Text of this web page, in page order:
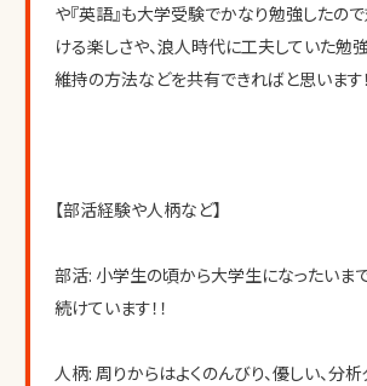
や『英語』も大学受験でかなり勉強したの
ける楽しさや、浪人時代に工夫していた勉
維持の方法などを共有できればと思います！
【部活経験や人柄など】
部活: 小学生の頃から大学生になったいま
続けています！！
人柄: 周りからはよくのんびり、優しい、分析